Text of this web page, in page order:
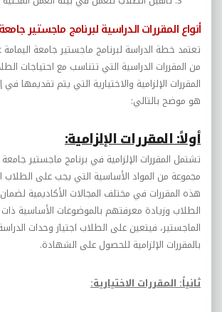
أنواع المقررات الدراسية لبرنامج ماجستير
تعتمد خطة الدراسة لبرنامج ماجستير جامعة
من المقررات الدراسية التي تتناسب مع احتياجات
المقررات الإلزامية والاختيارية التي يتم تقديمها في
هو موضح بالتالي:
أولاً: المقررات الإلزامية:
تشتمل المقررات الإلزامية في برنامج ماجستير
مجموعة من المواد الأساسية التي يجب على الطلاب
هذه المقررات في مختلف المجالات الأكاديمية
الطلاب وزيادة معرفتهم بالموضوعات الأساسية ذات
الماجستير، فيتعين على الطلاب اجتياز وحدات
بالمقررات الإلزامية للحصول على الشهادة.
ثانياً: المقررات الاختيارية: